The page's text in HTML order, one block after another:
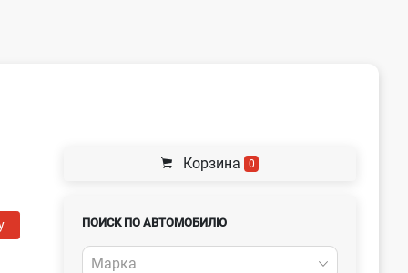
Корзина 0
ПОИСК ПО АВТОМОБИЛЮ
Марка